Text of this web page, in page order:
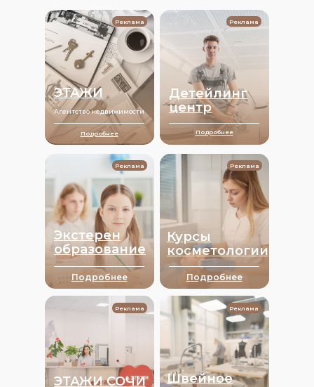
Реклама
ЭТАЖИ
Агентство недвижимости
Подробнее Подробнее
Реклама
Экстерен
образование
Подробнее
Курсы
косметологии
Подробнее
Реклама Реклама
ЭТАЖИ СОЧИ
Швейное
Реклама Реклама
Детейлинг
центр